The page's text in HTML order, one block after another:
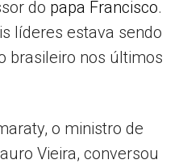
do papa Francisco.
líderes estava sendo
brasileiro nos últimos
o ministro de
Vieira, conversou